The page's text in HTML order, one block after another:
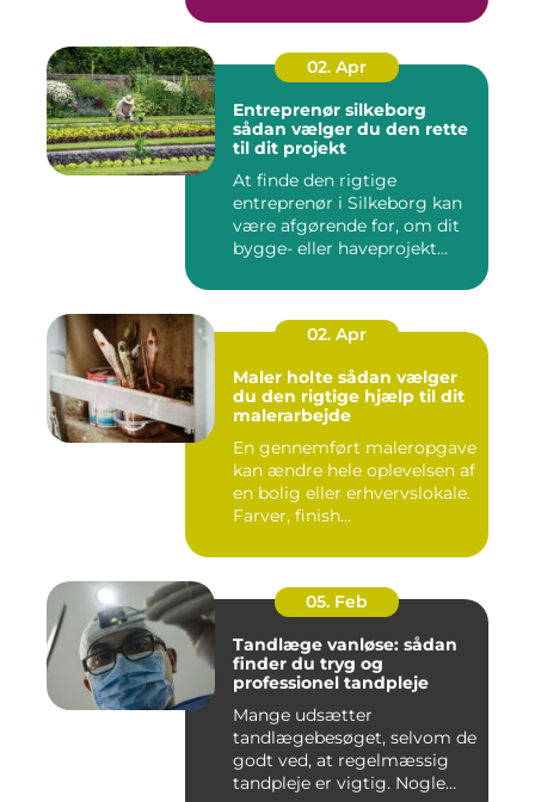
02. Apr
Entreprenør silkeborg
sådan vælger du den rette
til dit projekt
At finde den rigtige
entreprenør i Silkeborg kan
være afgørende for, om dit
bygge- eller haveprojekt...
02. Apr
Maler holte sådan vælger
du den rigtige hjælp til dit
malerarbejde
En gennemført maleropgave
kan ændre hele oplevelsen af
en bolig eller erhvervslokale.
Farver, finish...
05. Feb
Tandlæge vanløse: sådan
finder du tryg og
professionel tandpleje
Mange udsætter
tandlægebesøget, selvom de
godt ved, at regelmæssig
tandpleje er vigtig. Nogle